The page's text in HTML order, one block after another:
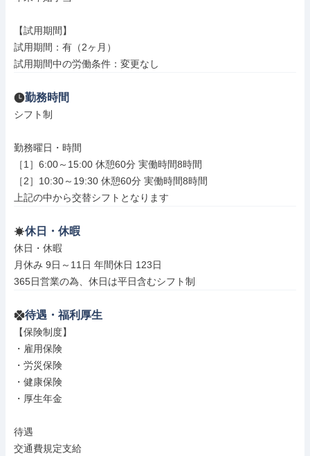
【試用期間】
試用期間：有（2ヶ月）
試用期間中の労働条件：変更なし
勤務時間
シフト制
勤務曜日・時間
［1］6:00～15:00 休憩60分 実働時間8時間
［2］10:30～19:30 休憩60分 実働時間8時間
上記の中から交替シフトとなります
休日・休暇
休日・休暇
月休み 9日～11日 年間休日 123日
365日営業の為、休日は平日含むシフト制
待遇・福利厚生
【保険制度】
・雇用保険
・労災保険
・健康保険
・厚生年金
待遇
交通費規定支給